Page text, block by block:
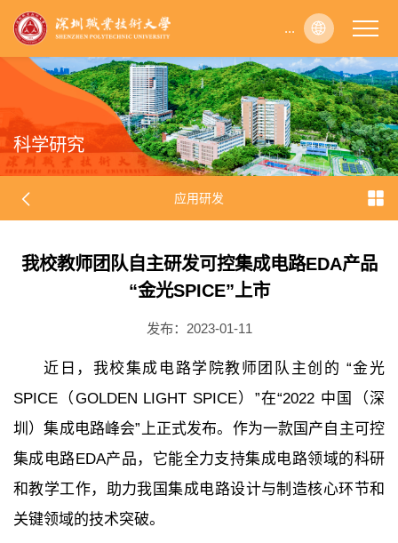
...
...
...
...
...
...
...
...
...
...
...
...
...
...
...
...
...
...
...
...
...
...
...
...
...
...
...
...
...
...
...
...
...
...
...
...
...
...
...
...
...
...
...
...
...
...
...
...
...
...
...
...
...
...
...
...
...
...
...
...
...
...
...
...
...
...
...
...
...
...
...
...
...
...
...
...
...
...
...
...
...
...
...
...